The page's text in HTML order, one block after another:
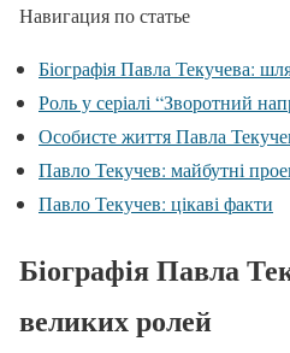
Навигация по статье
Біографія Павла Текучева:
Роль у серіалі “Зворотний
Особисте життя Павла
Павло Текучев: майбутні
Павло Текучев: цікаві факти
Біографія Павла
великих ролей